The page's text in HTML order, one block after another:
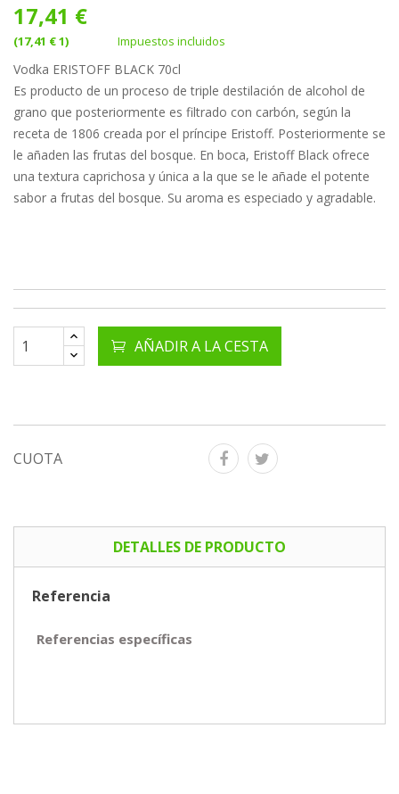
17,41 €
(17,41 € 1) Impuestos incluidos
Vodka ERISTOFF BLACK 70cl
Es producto de un proceso de triple destilación de alcohol de
grano que posteriormente es filtrado con carbón, según la
receta de 1806 creada por el príncipe Eristoff. Posteriormente se
le añaden las frutas del bosque. En boca, Eristoff Black ofrece
una textura caprichosa y única a la que se le añade el potente
sabor a frutas del bosque. Su aroma es especiado y agradable.
AÑADIR A LA CESTA
CUOTA
DETALLES DE PRODUCTO
Referencia
Referencias específicas